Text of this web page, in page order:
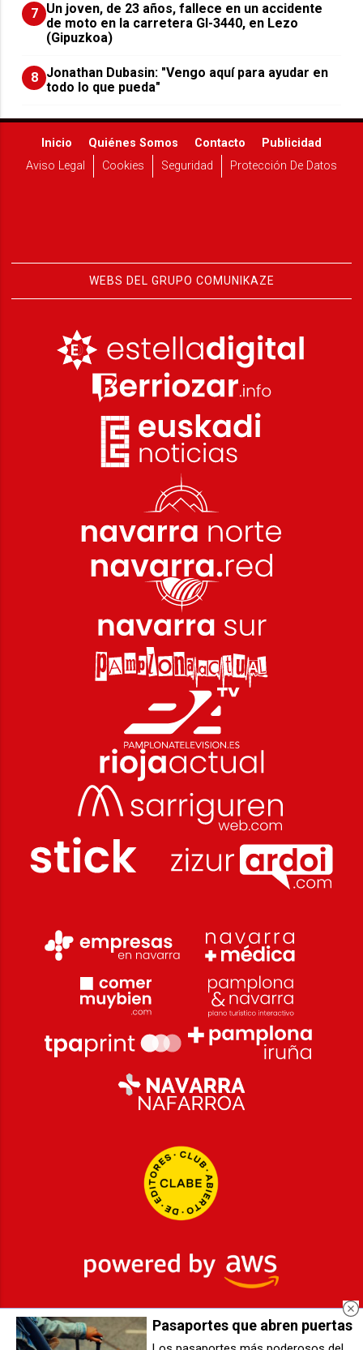
7 Un joven, de 23 años, fallece en un accidente
de moto en la carretera GI-3440, en Lezo
(Gipuzkoa)
8 Jonathan Dubasin: "Vengo aquí para ayudar en
todo lo que pueda"
Inicio Quiénes Somos Contacto
Publicidad
Aviso Legal
Cookies Seguridad Protección De Datos
WEBS DEL GRUPO COMUNIKAZE
Pasaportes que abren puertas